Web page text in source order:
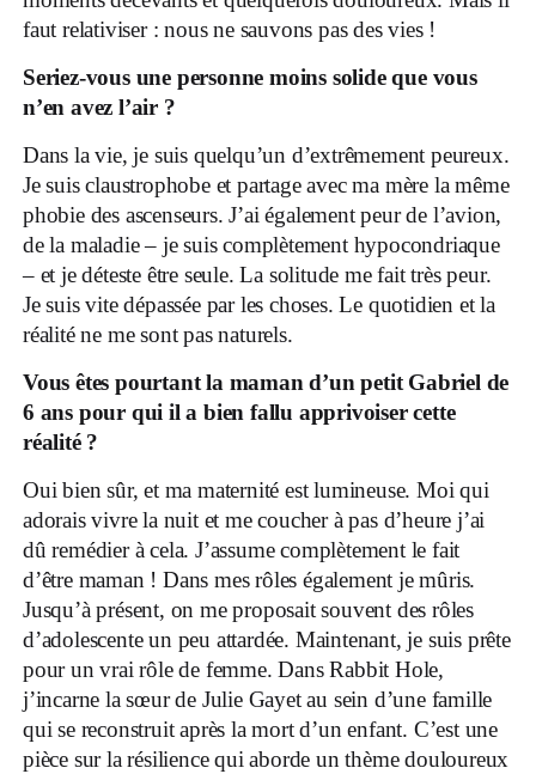
faut relativiser : nous ne sauvons pas des vies !
Seriez-vous une personne moins solide que vous
n’en avez l’air ?
Dans la vie, je suis quelqu’un d’extrêmement peureux.
Je suis claustrophobe et partage avec ma mère la même
phobie des ascenseurs. J’ai également peur de l’avion,
de la maladie – je suis complètement hypocondriaque
– et je déteste être seule. La solitude me fait très peur.
Je suis vite dépassée par les choses. Le quotidien et la
réalité ne me sont pas naturels.
Vous êtes pourtant la maman d’un petit Gabriel de
6 ans pour qui il a bien fallu apprivoiser cette
réalité ?
Oui bien sûr, et ma maternité est lumineuse. Moi qui
adorais vivre la nuit et me coucher à pas d’heure j’ai
dû remédier à cela. J’assume complètement le fait
d’être maman ! Dans mes rôles également je mûris.
Jusqu’à présent, on me proposait souvent des rôles
d’adolescente un peu attardée. Maintenant, je suis prête
pour un vrai rôle de femme. Dans Rabbit Hole,
j’incarne la sœur de Julie Gayet au sein d’une famille
qui se reconstruit après la mort d’un enfant. C’est une
pièce sur la résilience qui aborde un thème douloureux